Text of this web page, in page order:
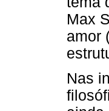
Max
amor
Nas